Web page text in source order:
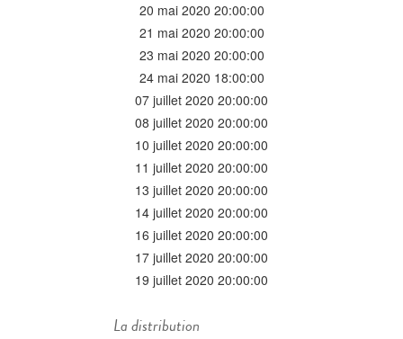
20 mai 2020 20:00:00
21 mai 2020 20:00:00
23 mai 2020 20:00:00
24 mai 2020 18:00:00
07 juillet 2020 20:00:00
08 juillet 2020 20:00:00
10 juillet 2020 20:00:00
11 juillet 2020 20:00:00
13 juillet 2020 20:00:00
14 juillet 2020 20:00:00
16 juillet 2020 20:00:00
17 juillet 2020 20:00:00
19 juillet 2020 20:00:00
La distribution